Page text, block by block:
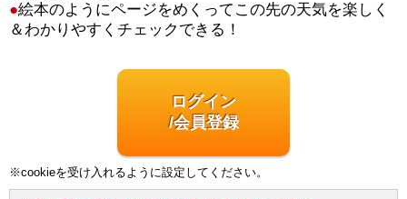
●絵本のようにページをめくってこの先の天気を楽しく
＆わかりやすくチェックできる！
ログイン
/会員登録
※cookieを受け入れるように設定してください。